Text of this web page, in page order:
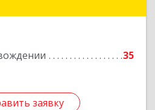
35
заявку
заявку